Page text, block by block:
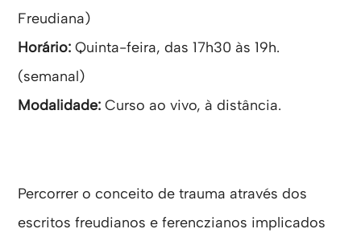
Freudiana)
Horário: Quinta-feira, das 17h30 às 19h.
(semanal)
Modalidade: Curso ao vivo, à distância.
Percorrer o conceito de trauma através dos
escritos freudianos e ferenczianos implicados